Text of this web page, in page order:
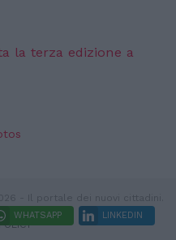
la terza edizione a
WHATSAPP LINKEDIN